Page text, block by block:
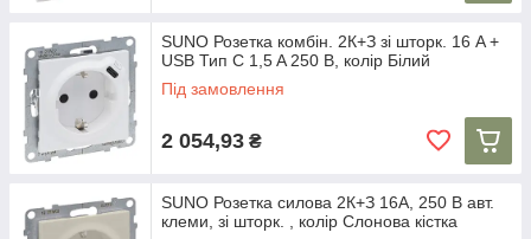
SUNO Розетка комбін. 2К+З зі шторк. 16 A +
USB Тип C 1,5 A 250 В, колір Білий
Під замовлення
2 054,93 ₴
SUNO Розетка силова 2К+З 16А, 250 В авт.
клеми, зі шторк. , колір Слонова кістка